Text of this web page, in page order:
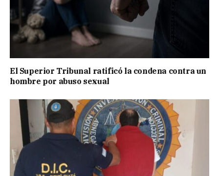
El Superior Tribunal ratificó la condena contra un
hombre por abuso sexual